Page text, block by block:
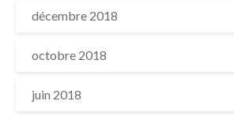
décembre 2018
octobre 2018
juin 2018